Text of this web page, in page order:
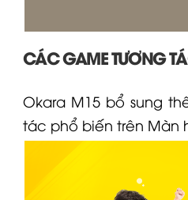
CÁC GAME TƯƠNG
Okara M15bổ sung
tác phổ biến trên Màn